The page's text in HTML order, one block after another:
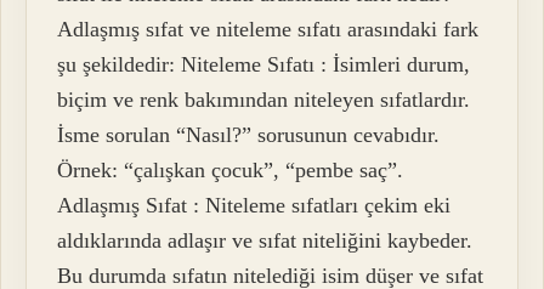
Adlaşmış sıfat ve niteleme sıfatı arasındaki fark
şu şekildedir: Niteleme Sıfatı : İsimleri durum,
biçim ve renk bakımından niteleyen sıfatlardır.
İsme sorulan “Nasıl?” sorusunun cevabıdır.
Örnek: “çalışkan çocuk”, “pembe saç”.
Adlaşmış Sıfat : Niteleme sıfatları çekim eki
aldıklarında adlaşır ve sıfat niteliğini kaybeder.
Bu durumda sıfatın nitelediği isim düşer ve sıfat